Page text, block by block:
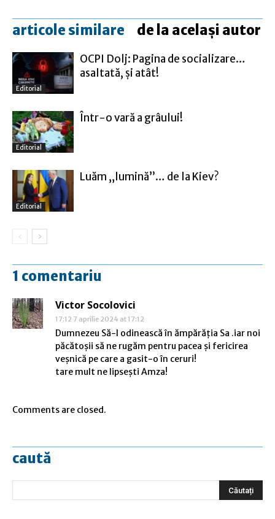
articole similare de la același autor
Editorial
OCPI Dolj: Pagina de socializare…
asaltată, şi atât!
Editorial
Într-o vară a grâului!
Editorial
Luăm „lumină”… de la Kiev?
1 comentariu
Victor Socolovici
17:12 7 aprilie 2024 at 17:12
Dumnezeu Să-l odinească în ămpărăția Sa .iar noi
păcătoșii să ne rugăm pentru pacea și fericirea
veșnică pe care a gasit-o în ceruri!
tare mult ne lipsești Amza!
Comments are closed.
caută